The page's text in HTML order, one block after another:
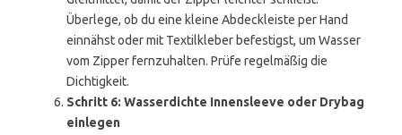
Überlege, ob du eine kleine Abdeckleiste per Hand
einnähst oder mit Textilkleber befestigst, um Wasser
vom Zipper fernzuhalten. Prüfe regelmäßig die
Dichtigkeit.
Schritt 6: Wasserdichte Innensleeve oder Drybag
einlegen